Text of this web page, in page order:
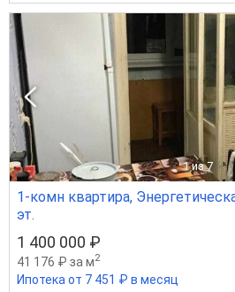
1 из 7
1-комн квартира,
эт.
1 400 000 ₽
41 176 ₽ за м2
Ипотека от 7 451 ₽ в месяц